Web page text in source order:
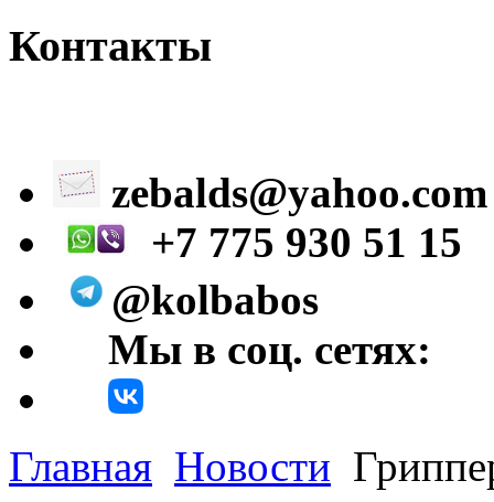
Контакты
zebalds@yahoo.com
+7 775 930 51 15
@kolbabos
Мы в соц. сетях:
Главная Новости